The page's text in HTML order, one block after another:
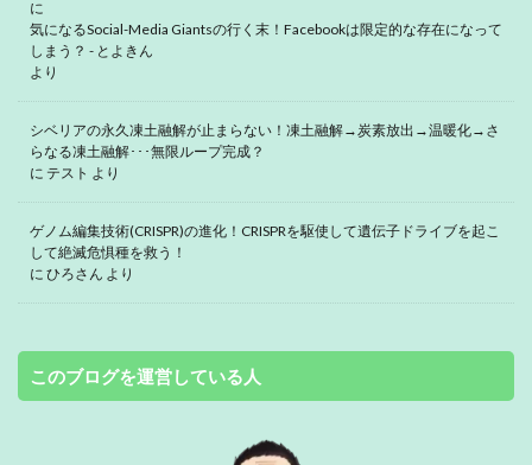
に
気になるSocial-Media Giantsの行く末！Facebookは限定的な存在になって
しまう？ - とよきん
より
シベリアの永久凍土融解が止まらない！凍土融解→炭素放出→温暖化→さ
らなる凍土融解･･･無限ループ完成？
に テスト より
ゲノム編集技術(CRISPR)の進化！CRISPRを駆使して遺伝子ドライブを起こ
して絶滅危惧種を救う！
に ひろさん より
このブログを運営している人